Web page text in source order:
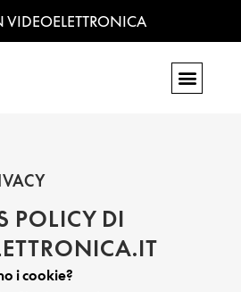
VIDEOELETTRONICA
POLICY DI
i cookie?